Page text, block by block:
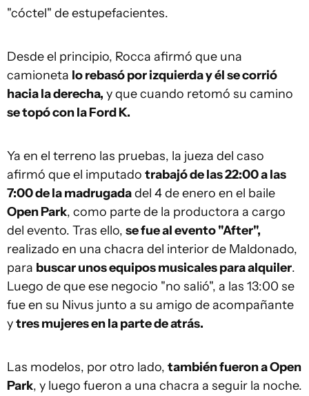
"cóctel" de estupefacientes.
Desde el principio, Rocca afirmó que una
camioneta lo rebasó por izquierda y él se corrió
hacia la derecha, y que cuando retomó su camino
se topó con la Ford K.
Ya en el terreno las pruebas, la jueza del caso
afirmó que el imputado trabajó de las 22:00 a las
7:00 de la madrugadadel 4 de enero en el baile
Open Park, como parte de la productora a cargo
del evento. Tras ello, se fue al evento "After",
realizado en una chacra del interior de Maldonado,
para buscar unos equipos musicales para alquiler.
Luego de que ese negocio "no salió", a las 13:00 se
fue en su Nivus junto a su amigo de acompañante
ytres mujeres en la parte de atrás.
Las modelos, por otro lado, también fueron a Open
Park, y luego fueron a una chacra a seguir la noche.